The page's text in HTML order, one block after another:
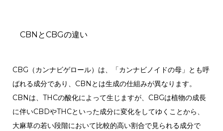
CBNとCBGの違い
CBG（カンナビゲロール）は、「カンナビノイドの母」とも呼
ばれる成分であり、CBNとは生成の仕組みが異なります。
CBNは、THCの酸化によって生じますが、CBGは植物の成長
に伴いCBDやTHCといった成分に変化をしてゆくことから、
大麻草の若い段階において比較的高い割合で見られる成分で